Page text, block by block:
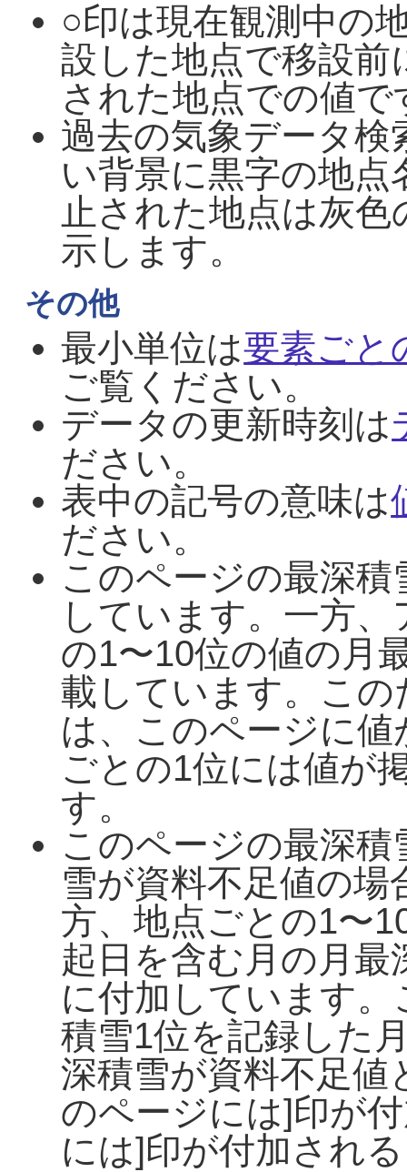
○印は現在観測中の
設した地点で移設前
された地点での値で
過去の気象データ検
い背景に黒字の地点
止された地点は灰
示します。
その他
最小単位は要素ごと
ご覧ください。
データの更新時刻は
ださい。
表中の記号の意味は
ださい。
このページの最深
しています。一方
の1〜10位の値の月
載しています。こ
は、このページに
ごとの1位には値が
す。
このページの最深
雪が資料不足値の
方、地点ごとの1〜
起日を含む月の月最
に付加しています
積雪1位を記録した
深積雪が資料不足
のページには]印が
には]印が付加され